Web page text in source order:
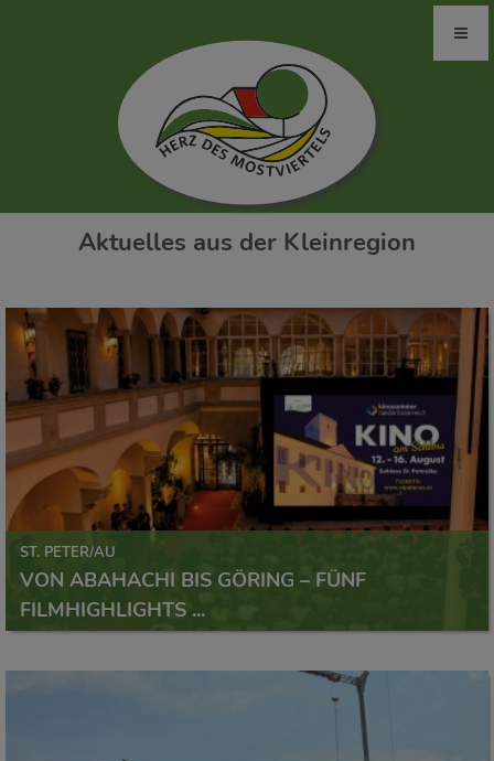
Aktuelles aus der Kleinregion
ST. PETER/AU
VON ABAHACHI BIS GÖRING – FÜNF
FILMHIGHLIGHTS ...